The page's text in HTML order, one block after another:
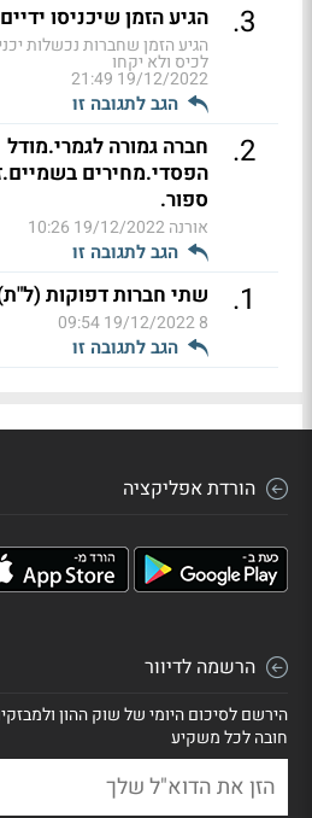
3
. הגיע הזמן שיכניסו
הגיע הזמן שחברות נכשלות
לכיס ולא יקחו
19/12/2022 21:49
הגב לתגובה זו
2
.
חברה גמורה לגמרי.מודל
הפסדי.מחירים
ספור.
אורנה19/12/2022 10:26
הגב לתגובה זו
1
. שתי חברות דפוקות
8
19/12/2022 09:54
הגב לתגובה זו
הורדת אפליקציה
הרשמה לדיוור
הירשם לסיכום היומי של שוק ההון
חובה לכל משקיע